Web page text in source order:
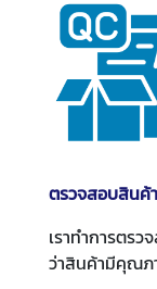
ตรวจสอบสินค้
เราทำการตร
ว่าสินค้ามีคุณภ